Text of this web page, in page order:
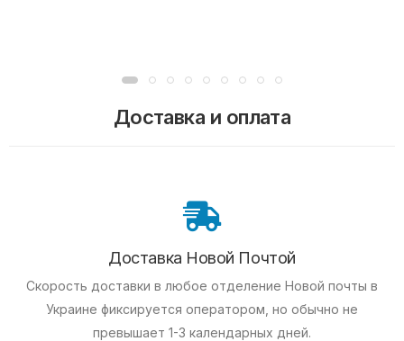
Доставка и оплата
Доставка Новой Почтой
Скорость доставки в любое отделение Новой почты в
Украине фиксируется оператором, но обычно не
превышает 1-3 календарных дней.